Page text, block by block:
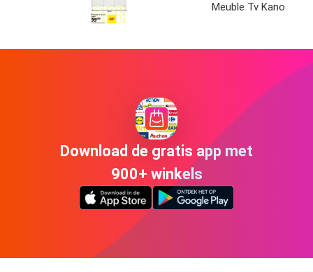
Meuble Tv Kano
Download de gratis app met
900+ winkels